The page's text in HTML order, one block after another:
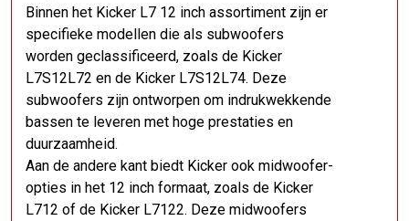
Binnen het Kicker L7 12 inch assortiment zijn er
specifieke modellen die als subwoofers
worden geclassificeerd, zoals de Kicker
L7S12L72 en de Kicker L7S12L74. Deze
subwoofers zijn ontworpen om indrukwekkende
bassen te leveren met hoge prestaties en
duurzaamheid.
Aan de andere kant biedt Kicker ook midwoofer-
opties in het 12 inch formaat, zoals de Kicker
L712 of de Kicker L7122. Deze midwoofers